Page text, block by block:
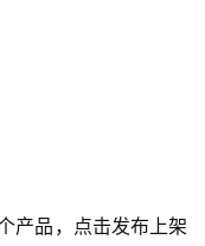
产品，点击发布上架